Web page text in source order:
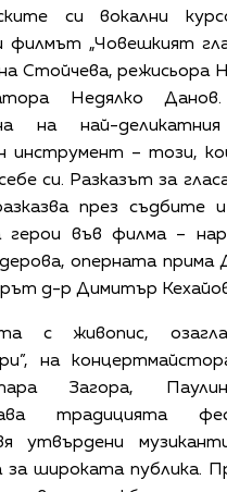
си вокални
филмът „Човешкият
Стойчева, режисьора
Недялко
на най-
инструмент – този,
си. Разказът за
през съдбите
герои във филма –
оперната прима
д-р Димитър
с живопис,
на
Загора,
традицията
утвърдени
за широката публика.